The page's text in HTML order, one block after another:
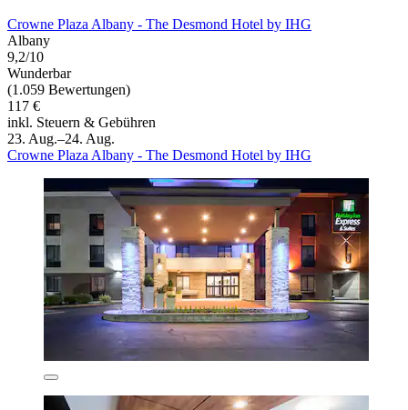
Crowne Plaza Albany - The Desmond Hotel by IHG
Albany
9,2/10
Wunderbar
(1.059 Bewertungen)
117 €
inkl. Steuern & Gebühren
23. Aug.–24. Aug.
Crowne Plaza Albany - The Desmond Hotel by IHG